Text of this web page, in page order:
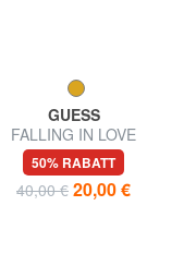
GUESS
FALLING IN LOVE
Herzschloss-Ohrringe
50% RABATT
40,00 € 20,00 €